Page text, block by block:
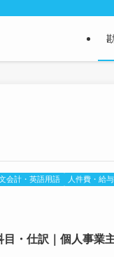
経費区分のポイントを
会計・英語用語 人件費・給
目・仕訳｜個人事業